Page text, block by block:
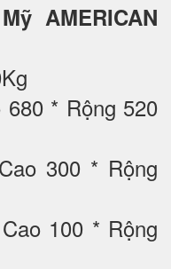
AMERICAN
* Rộng 520
300 * Rộng
100 * Rộng